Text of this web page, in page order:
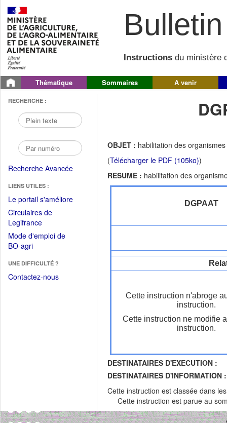
Instructions du ministère
Thématique Sommaires A venir
RECHERCHE :
Recherche Avancée
LIENS UTILES :
Le portail s'améliore(Fichier
Circulaires de
Legifrance(Ouvrir
dans
une
fenêtre)
Mode d'emploi de
BO-agri(Ouvrir
une
nouvelle
UNE DIFFICULTÉ ?
Contactez-nous
OBJET : habilitation des
(Télécharger le PDF (105ko))
RESUME : habilitation des
DGPAAT
Cette instruction n'abroge
instruction.
Cette instruction ne modifie
instruction.
DESTINATAIRES D'EXECUTION :
DESTINATAIRES D'INFORMATION :
Cette instruction est classée dans
Cette instruction est parue au